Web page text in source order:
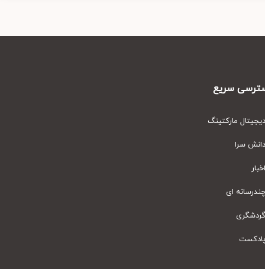
سریع
مارکتینگ
سرا
ای